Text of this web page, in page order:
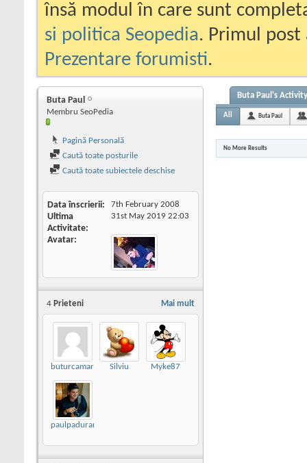
însă modul în care sunt
si politica Seopedia. Primul
Prezentare forumisti.
Buta Paul
Membru SeoPedia
Pagină Personală
Caută toate posturile
Caută toate subiectele deschise
Data înscrierii 7th February 2008
Ultima
Activitate
31st May 2019 22:03
Avatar
Mai mult
4 Prieteni
buturcamarius Silviu Myke87
paulpadurariu
Buta Paul's Activity
All Buta Paul
No More Results